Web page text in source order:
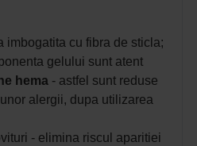
imbogatita cu fibra de sticla;
gelului sunt atent
hema - astfel sunt reduse
alergii, dupa utilizarea
- elimina riscul aparitiei